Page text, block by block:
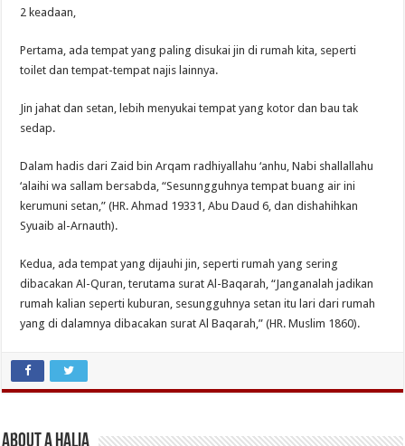
2 keadaan,
Pertama, ada tempat yang paling disukai jin di rumah kita, seperti
toilet dan tempat-tempat najis lainnya.
Jin jahat dan setan, lebih menyukai tempat yang kotor dan bau tak
sedap.
Dalam hadis dari Zaid bin Arqam radhiyallahu ‘anhu, Nabi shallallahu
‘alaihi wa sallam bersabda, “Sesunngguhnya tempat buang air ini
kerumuni setan,” (HR. Ahmad 19331, Abu Daud 6, dan dishahihkan
Syuaib al-Arnauth).
Kedua, ada tempat yang dijauhi jin, seperti rumah yang sering
dibacakan Al-Quran, terutama surat Al-Baqarah, “Janganalah jadikan
rumah kalian seperti kuburan, sesungguhnya setan itu lari dari rumah
yang di dalamnya dibacakan surat Al Baqarah,” (HR. Muslim 1860).